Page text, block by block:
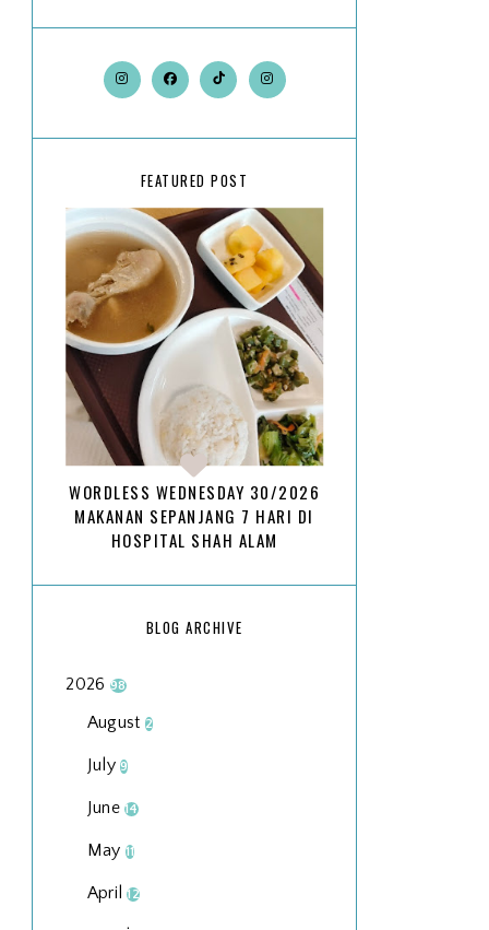
FEATURED POST
WORDLESS WEDNESDAY 30/2026
MAKANAN SEPANJANG 7 HARI DI
HOSPITAL SHAH ALAM
BLOG ARCHIVE
2026 98
August 2
July9
June14
May 11
April12